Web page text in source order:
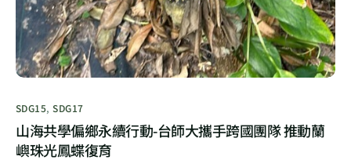
SDG15,SDG17
山海共學偏鄉永續行動-台師大攜手跨國團隊 推動蘭
嶼珠光鳳蝶復育